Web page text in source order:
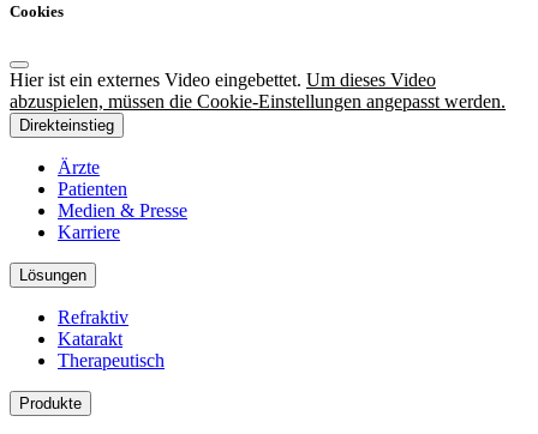
Cookies
Hier ist ein externes Video eingebettet. Um dieses Video
abzuspielen, müssen die Cookie-Einstellungen angepasst werden.
Direkteinstieg
Ärzte
Patienten
Medien & Presse
Karriere
Lösungen
Refraktiv
Katarakt
Therapeutisch
Produkte